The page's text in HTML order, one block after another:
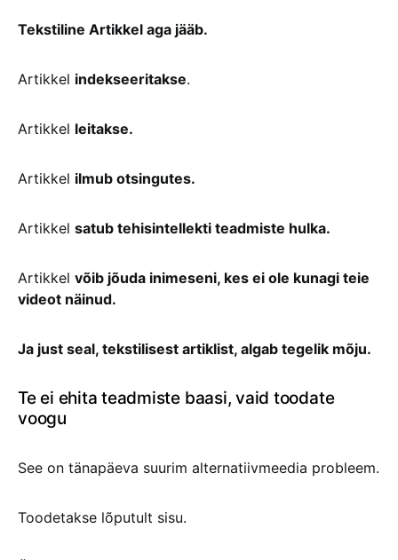
Tekstiline Artikkel aga jääb.
Artikkel indekseeritakse.
Artikkel leitakse.
Artikkel ilmub otsingutes.
Artikkel satub tehisintellekti teadmiste hulka.
Artikkel võib jõuda inimeseni, kes ei ole kunagi teie
videot näinud.
Ja just seal, tekstilisest artiklist, algab tegelik mõju.
Te ei ehita teadmiste baasi, vaid toodate
voogu
See on tänapäeva suurim alternatiivmeedia probleem.
Toodetakse lõputult sisu.